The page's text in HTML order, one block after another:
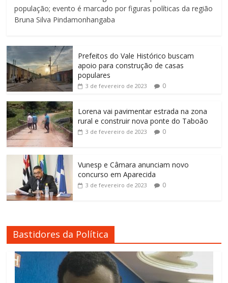
população; evento é marcado por figuras políticas da região
Bruna Silva Pindamonhangaba
Prefeitos do Vale Histórico buscam
apoio para construção de casas
populares
3 de fevereiro de 2023 0
Lorena vai pavimentar estrada na zona
rural e construir nova ponte do Taboão
3 de fevereiro de 2023 0
Vunesp e Câmara anunciam novo
concurso em Aparecida
3 de fevereiro de 2023 0
Bastidores da Política